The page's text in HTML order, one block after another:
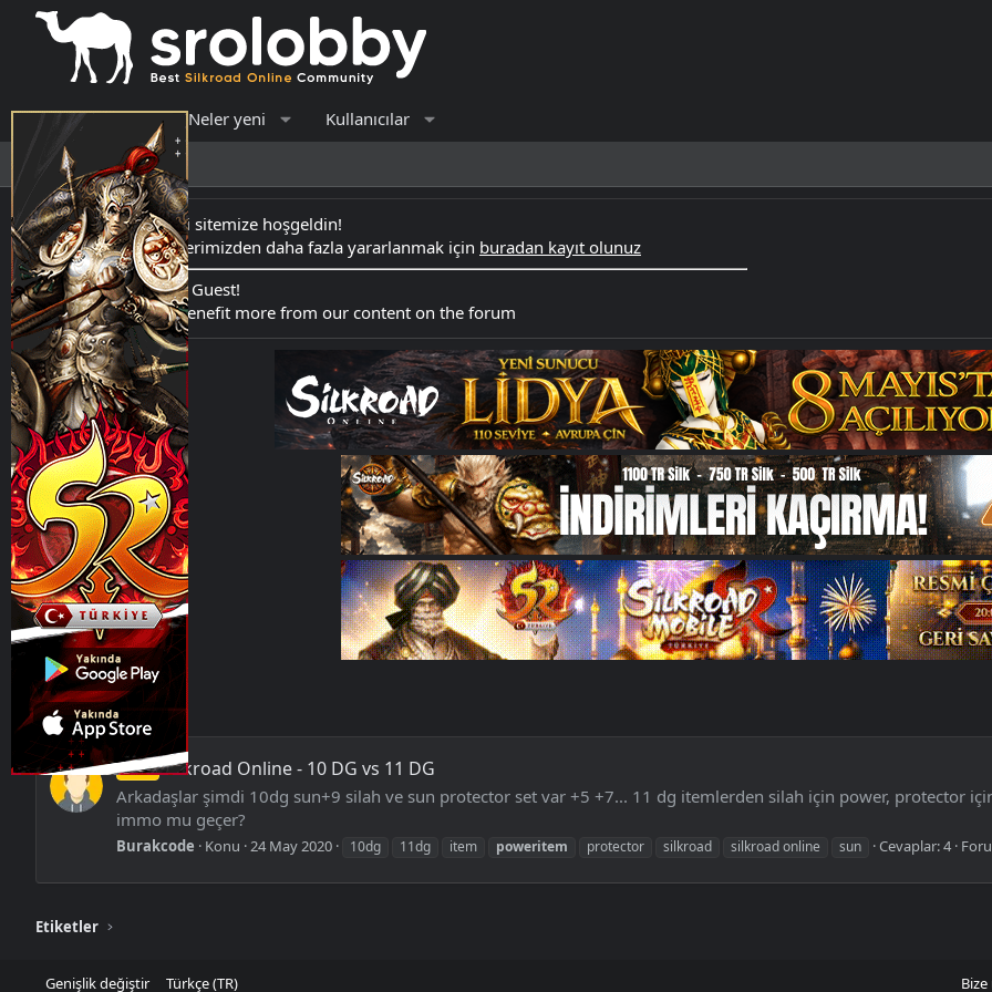
Forumlar Neler yeni Kullanıcılar
Son aktivite Kayıt ol
Merhaba Ziyaretçi sitemize hoşgeldin!
Forumdaki içeriklerimizden daha fazla yararlanmak için buradan kayıt olunuz
Hello Welcome to Guest!
Register hereto benefit more from our content on the forum
Etiketler
poweritem
Soru Silkroad Online - 10 DG vs 11 DG
Arkadaşlar şimdi 10dg sun+9 silah ve sun protector set var +5 +7... 11 dg itemlerden silah için power, protector
immo mu geçer?
Burakcode Konu 24 May 2020 10dg 11dg item poweritem protector silkroad silkroad online sun Cevaplar: 4
Etiketler
Genişlik değiştir Türkçe (TR) Bize